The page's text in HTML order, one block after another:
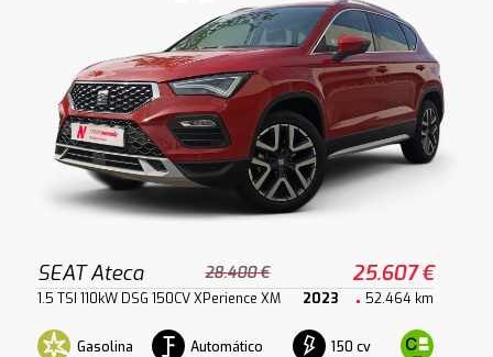
SEAT Ateca 28.400 € 25.607 €
1.5 TSI 110kW DSG 150CV XPerience XM 2023 52.464 km
Gasolina Automático 150 cv